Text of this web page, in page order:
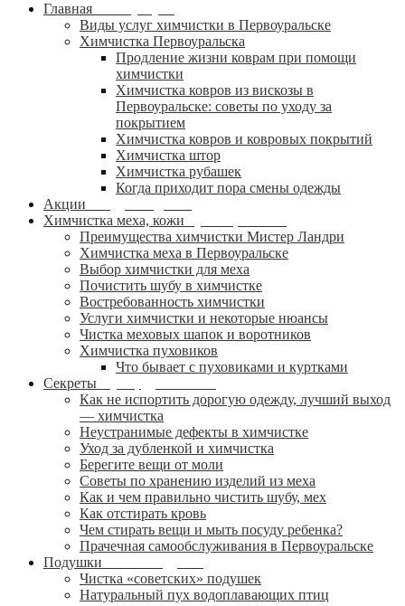
Главная
Виды услуг химчистки в Первоуральске
Химчистка Первоуральска
Продление жизни коврам при помощи
химчистки
Химчистка ковров из вискозы в
Первоуральске: советы по уходу за
покрытием
Химчистка ковров и ковровых покрытий
Химчистка штор
Химчистка рубашек
Когда приходит пора смены одежды
Акции
Химчистка меха, кожи
Преимущества химчистки Мистер Ландри
Химчистка меха в Первоуральске
Выбор химчистки для меха
Почистить шубу в химчистке
Востребованность химчистки
Услуги химчистки и некоторые нюансы
Чистка меховых шапок и воротников
Химчистка пуховиков
Что бывает с пуховиками и куртками
Секреты
Как не испортить дорогую одежду, лучший выход
— химчистка
Неустранимые дефекты в химчистке
Уход за дубленкой и химчистка
Берегите вещи от моли
Советы по хранению изделий из меха
Как и чем правильно чистить шубу, мех
Как отстирать кровь
Чем стирать вещи и мыть посуду ребенка?
Прачечная самообслуживания в Первоуральске
Подушки
Чистка «советских» подушек
Натуральный пух водоплавающих птиц